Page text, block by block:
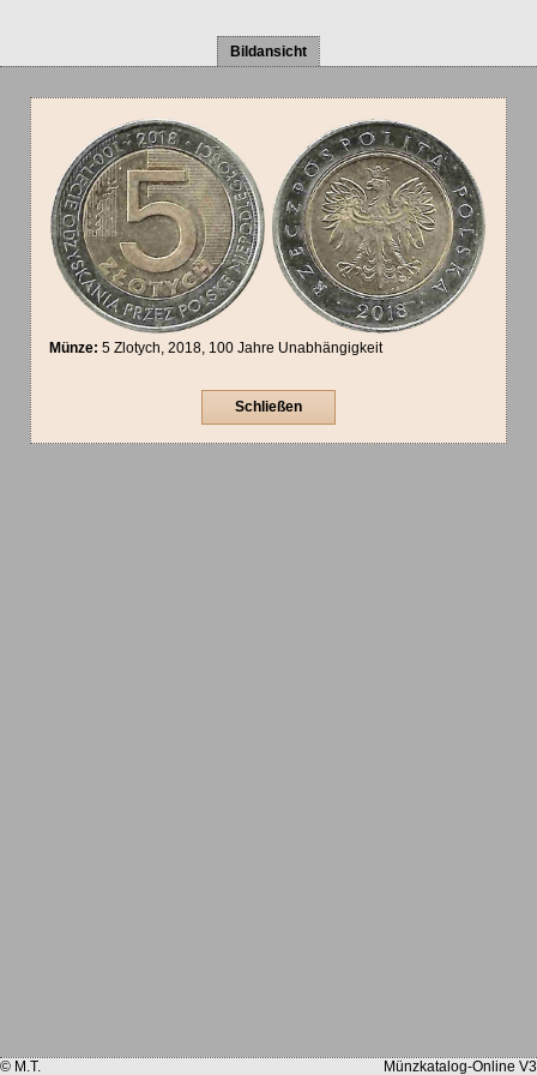
Bildansicht
Münze:5 Zlotych, 2018, 100 Jahre Unabhängigkeit
Schließen
© M.T. Münzkatalog-Online V3